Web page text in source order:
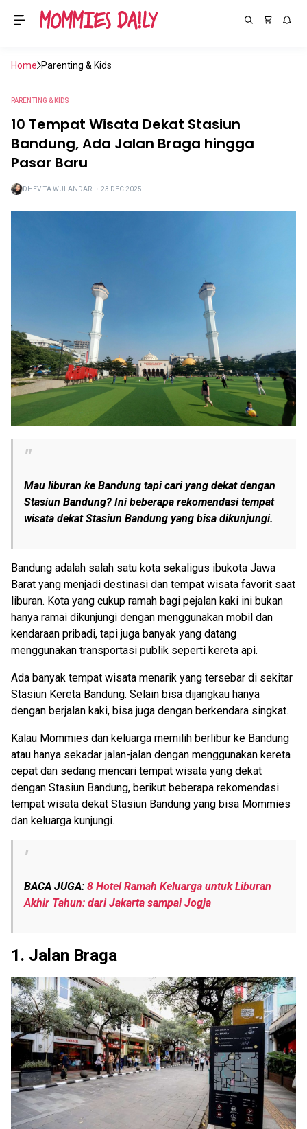
Home Parenting & Kids
PARENTING & KIDS
10 Tempat Wisata Dekat Stasiun
Bandung, Ada Jalan Braga hingga
Pasar Baru
DHEVITA WULANDARI ・ 23 DEC 2025
Mau liburan ke Bandung tapi cari yang dekat dengan
Stasiun Bandung? Ini beberapa rekomendasi tempat
wisata dekat Stasiun Bandung yang bisa dikunjungi.
Bandung adalah salah satu kota sekaligus ibukota Jawa
Barat yang menjadi destinasi dan tempat wisata favorit saat
liburan. Kota yang cukup ramah bagi pejalan kaki ini bukan
hanya ramai dikunjungi dengan menggunakan mobil dan
kendaraan pribadi, tapi juga banyak yang datang
menggunakan transportasi publik seperti kereta api.
Ada banyak tempat wisata menarik yang tersebar di sekitar
Stasiun Kereta Bandung. Selain bisa dijangkau hanya
dengan berjalan kaki, bisa juga dengan berkendara singkat.
Kalau Mommies dan keluarga memilih berlibur ke Bandung
atau hanya sekadar jalan-jalan dengan menggunakan kereta
cepat dan sedang mencari tempat wisata yang dekat
dengan Stasiun Bandung, berikut beberapa rekomendasi
tempat wisata dekat Stasiun Bandung yang bisa Mommies
dan keluarga kunjungi.
BACA JUGA: 8 Hotel Ramah Keluarga untuk Liburan
Akhir Tahun: dari Jakarta sampai Jogja
1. Jalan Braga